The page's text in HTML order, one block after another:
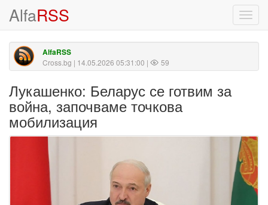
AlfaRSS
AlfaRSS
Cross.bg | 14.05.2026 05:31:00 | 59
Лукашенко: Беларус се готвим за
война, започваме точкова
мобилизация